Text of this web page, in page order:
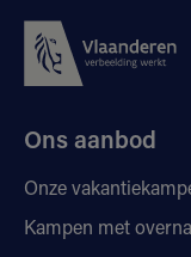
Ons aanbod
Onze
Kampen met